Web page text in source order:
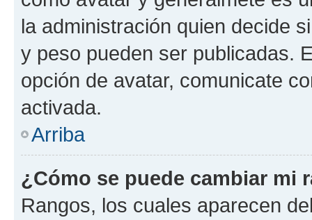
la administración quien decide
y peso pueden ser publicadas.
opción de avatar, comunicate
activada.
Arriba
¿Cómo se puede cambiar mi
Rangos, los cuales aparecen